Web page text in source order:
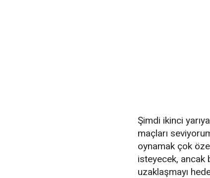
Şimdi ikinci
maçları
oynamak çok
isteyecek, ancak
uzaklaşmayı